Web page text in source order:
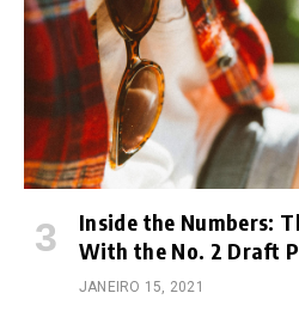
Inside the Numbers:
With the No. 2 Draft
JANEIRO 15, 2021